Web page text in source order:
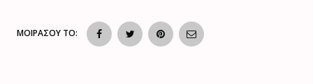
ΜΟΙΡΑΣΟΥ ΤΟ: